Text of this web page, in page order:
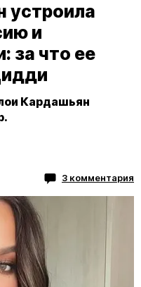
устроила
и
за что ее
Кардашьян
3 комментария